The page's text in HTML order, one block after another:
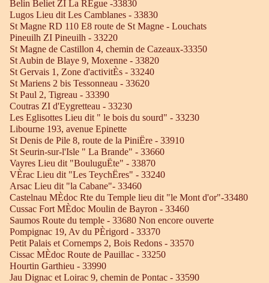
Belin Beliet ZI La RÈgue -33830
Lugos Lieu dit Les Camblanes - 33830
St Magne RD 110 E8 route de St Magne - Louchats
Pineuilh ZI Pineuilh - 33220
St Magne de Castillon 4, chemin de Cazeaux-33350
St Aubin de Blaye 9, Moxenne - 33820
St Gervais 1, Zone d'activitÈs - 33240
St Mariens 2 bis Tessonneau - 33620
St Paul 2, Tigreau - 33390
Coutras ZI d'Eygretteau - 33230
Les Eglisottes Lieu dit " le bois du sourd" - 33230
Libourne 193, avenue Epinette
St Denis de Pile 8, route de la PiniËre - 33910
St Seurin-sur-l'Isle " La Brande" - 33660
Vayres Lieu dit "BouluguËte" - 33870
VÈrac Lieu dit "Les TeychËres" - 33240
Arsac Lieu dit "la Cabane"- 33460
Castelnau MÈdoc Rte du Temple lieu dit "le Mont d'or"-33480
Cussac Fort MÈdoc Moulin de Bayron - 33460
Saumos Route du temple - 33680 Non encore ouverte
Pompignac 19, Av du PÈrigord - 33370
Petit Palais et Cornemps 2, Bois Redons - 33570
Cissac MÈdoc Route de Pauillac - 33250
Hourtin Garthieu - 33990
Jau Dignac et Loirac 9, chemin de Pontac - 33590